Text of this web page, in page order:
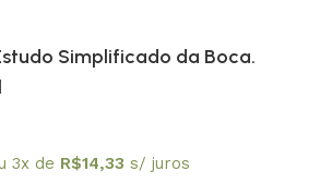
Simplificado da Boca.
3x de R$14,33 s/ juros